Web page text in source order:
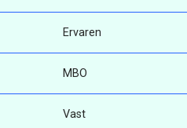
Ervaren
MBO
Vast